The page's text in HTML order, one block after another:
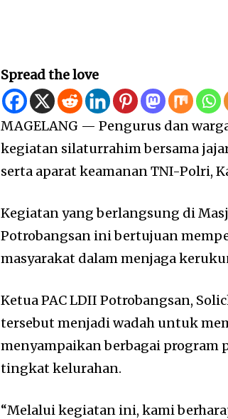
Spread the love
MAGELANG — Pengurus dan
kegiatan silaturrahim bersama
serta aparat keamanan TNI-Polri,
Kegiatan yang berlangsung di
Potrobangsan ini bertujuan
masyarakat dalam menjaga
Ketua PAC LDII Potrobangsan,
tersebut menjadi wadah untuk
menyampaikan berbagai program
tingkat kelurahan.
“Melalui kegiatan ini, kami